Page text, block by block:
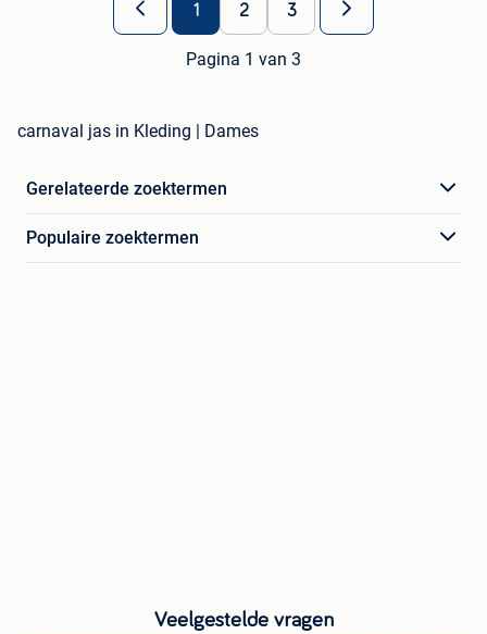
1 2 3
Pagina 1 van 3
carnaval jas in Kleding | Dames
Gerelateerde zoektermen
Populaire zoektermen
Veelgestelde vragen